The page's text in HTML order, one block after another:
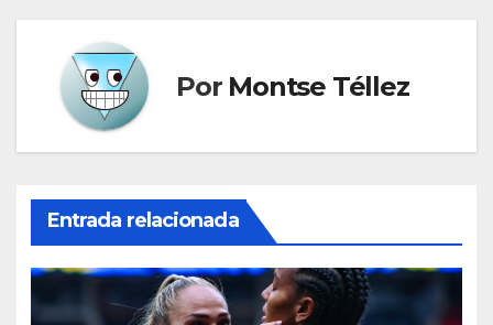
Por Montse Téllez
Entrada relacionada